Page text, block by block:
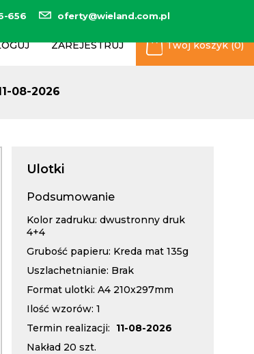
656
oferty@wieland.com.pl
ZAREJESTRUJ Twój koszyk (0)
08-2026
Ulotki
Podsumowanie
Kolor zadruku: dwustronny druk
4+4
Grubość papieru: Kreda mat 135g
Uszlachetnianie: Brak
Format ulotki: A4 210x297mm
Ilość wzorów: 1
Termin realizacji:
11-08-2026
Nakład 20 szt.